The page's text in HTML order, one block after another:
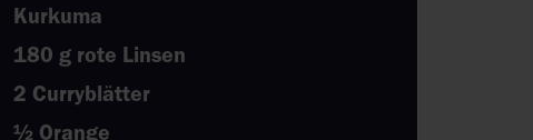
Kurkuma
180 g rote Linsen
2 Curryblätter
½ Orange